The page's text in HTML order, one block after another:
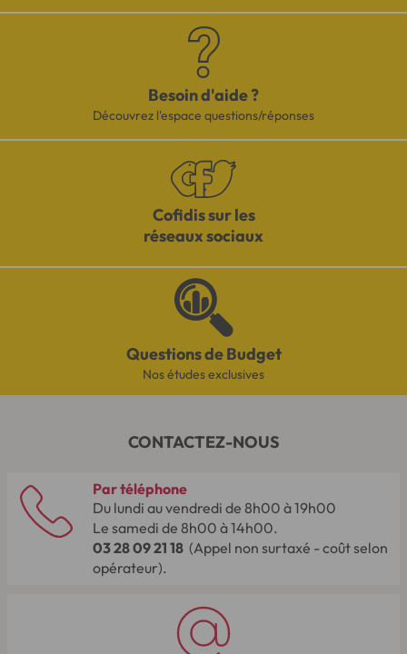
Besoin d'aide ?
Découvrez l'espace questions/réponses
Cofidis sur les
réseaux sociaux
Questions de Budget
Nos études exclusives
CONTACTEZ-NOUS
Par téléphone
Du lundi au vendredi de 8h00 à 19h00
Le samedi de 8h00 à 14h00.
03 28 09 21 18 (Appel non surtaxé - coût selon
opérateur).